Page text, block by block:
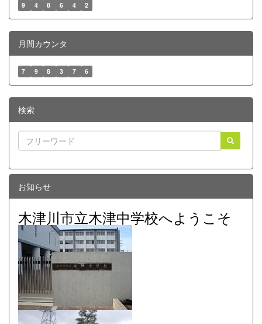
9 4 8 6 4 2
月間カウンタ
7 9 8 3 7 6
検索
お知らせ
木津川市立木津中学校へようこそ